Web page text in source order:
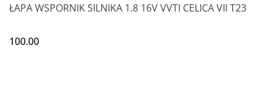
ŁAPA WSPORNIK SILNIKA 1.8 16V VVTI CELICA VII T23
100.00